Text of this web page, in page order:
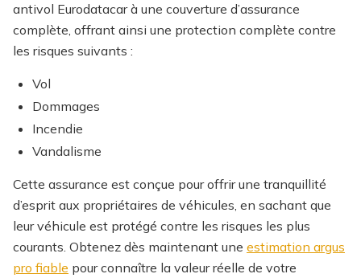
antivol Eurodatacar à une couverture d’assurance
complète, offrant ainsi une protection complète contre
les risques suivants :
Vol
Dommages
Incendie
Vandalisme
Cette assurance est conçue pour offrir une tranquillité
d’esprit aux propriétaires de véhicules, en sachant que
leur véhicule est protégé contre les risques les plus
courants. Obtenez dès maintenant une estimation argus
pro fiable pour connaître la valeur réelle de votre